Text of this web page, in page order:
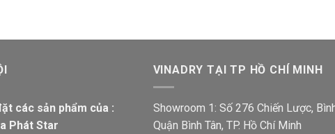
các sản phẩm của :
Phát Star
VINADRY TẠI TP HỒ CHÍ MINH
Showroom 1: Số 276 Chiến Lược,
Quận Bình Tân, TP. Hồ Chí Minh